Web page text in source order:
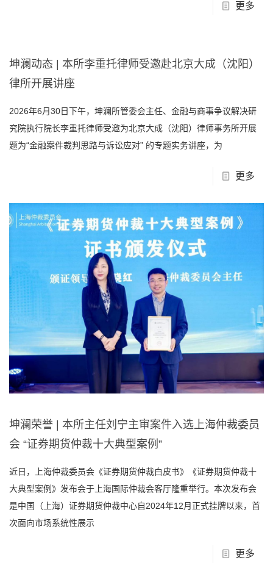
更多
坤澜动态 | 本所李重托律师受邀赴北京大成（沈阳）
律所开展讲座
2026年6月30日下午，坤澜所管委会主任、金融与商事争议解决研
究院执行院长李重托律师受邀为北京大成（沈阳）律师事务所开展
题为“金融案件裁判思路与诉讼应对” 的专题实务讲座，为
更多
坤澜荣誉 | 本所主任刘宁主审案件入选上海仲裁委员
会 “证券期货仲裁十大典型案例”
近日，上海仲裁委员会《证券期货仲裁白皮书》《证券期货仲裁十
大典型案例》发布会于上海国际仲裁会客厅隆重举行。本次发布会
是中国（上海）证券期货仲裁中心自2024年12月正式挂牌以来，首
次面向市场系统性展示
更多